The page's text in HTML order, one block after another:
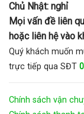
Chủ Nhật: nghỉ
Mọi vấn đề liên
hoặc liên hệ vào
Quý khách muốn
trực tiếp qua SĐT
Chính sách vận